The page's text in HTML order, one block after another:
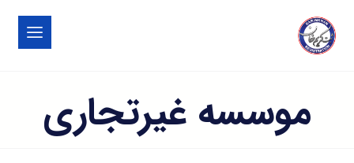
موسسه غیرتجاری